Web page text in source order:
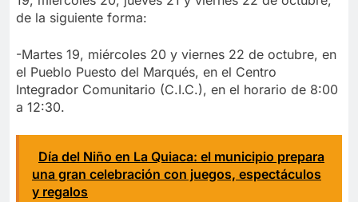
de la siguiente forma:
-Martes 19, miércoles 20 y viernes 22 de octubre, en
el Pueblo Puesto del Marqués, en el Centro
Integrador Comunitario (C.I.C.), en el horario de 8:00
a 12:30.
Día del Niño en La Quiaca: el municipio prepara
una gran celebración con juegos, espectáculos
y regalos